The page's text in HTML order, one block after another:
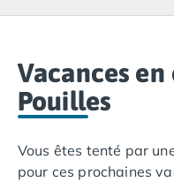
Camping Les Landes
Camping Biscarrosse
Camping Capbreton
Camping Messanges
Camping Moliets et
Vacances
Pouilles
Vous êtes tenté par
pour ces prochaines